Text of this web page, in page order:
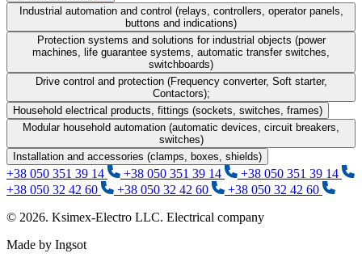
Industrial automation and control (relays, controllers, operator panels,
buttons and indications)
Protection systems and solutions for industrial objects (power
machines, life guarantee systems, automatic transfer switches,
switchboards)
Drive control and protection (Frequency converter, Soft starter,
Contactors);
Household electrical products, fittings (sockets, switches, frames)
Modular household automation (automatic devices, circuit breakers,
switches)
Installation and accessories (clamps, boxes, shields)
+38 050 351 39 14 +38 050 351 39 14
+38 050 351 39 14
+38 050 32 42 60
+38 050 32 42 60
+38 050 32 42 60
© 2026. Ksimex-Electro LLC. Electrical company
Made by Ingsot